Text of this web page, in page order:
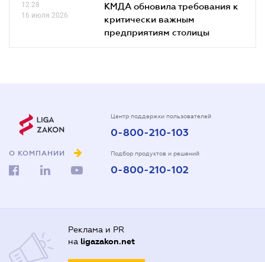
12.28
16 июля 2026
КМДА обновила требования к
критически важным
предприятиям столицы
О КОМПАНИИ
Центр поддержки пользователей
0-800-210-103
Подбор продуктов и решений
0-800-210-102
Реклама и PR
на ligazakon.net